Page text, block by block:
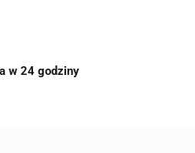
w 24 godziny